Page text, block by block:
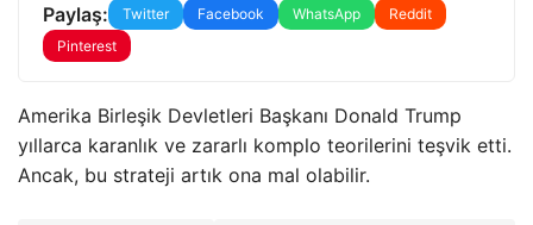
Paylaş: Twitter Facebook WhatsApp
Reddit
Pinterest
Amerika Birleşik Devletleri Başkanı Donald Trump
yıllarca karanlık ve zararlı komplo teorilerini teşvik etti.
Ancak, bu strateji artık ona mal olabilir.